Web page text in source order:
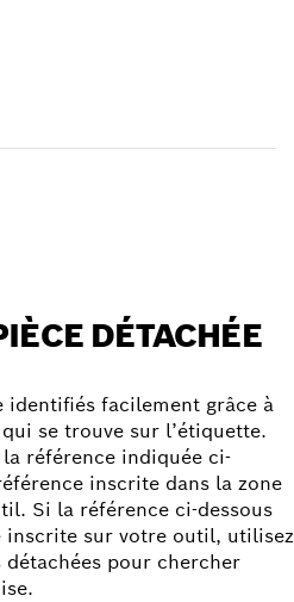
DÉTACHÉE
identifiés facilement grâce à
se trouve sur l’étiquette.
référence indiquée ci-
inscrite dans la zone
Si la référence ci-dessous
inscrite sur votre outil, utilisez
pour chercher